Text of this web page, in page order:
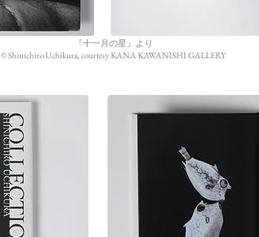
『十一月の星』より
©︎ Shinichiro Uchikura, courtesy KANA KAWANISHI GALLERY